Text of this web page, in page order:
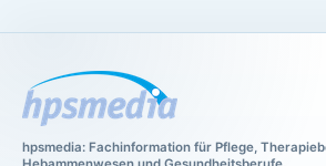
hpsmedia: Fachinformation für Pflege,